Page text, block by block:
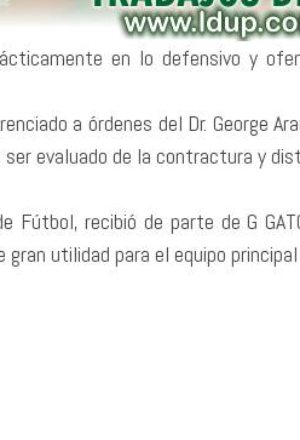
en lo defensivo y
a órdenes del Dr. George
evaluado de la contractura y
Fútbol, recibió de parte de G
utilidad para el equipo